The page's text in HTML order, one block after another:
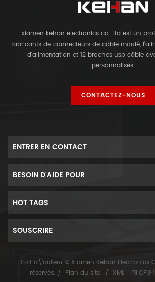
xiamen kehan electronics co., ltd est un
fabricants de connecteurs de câble moulé,
d'alimentation et 12 broches usb câble
personnalisés.
CONTACTEZ-NOUS
ENTRER EN CONTACT
BESOIN D'AIDE POUR
HOT TAGS
SOUSCRIRE
Droit d\'auteur © Xiamen Kehan Electronics
réservés. / Plan du site / XML 闽ICP